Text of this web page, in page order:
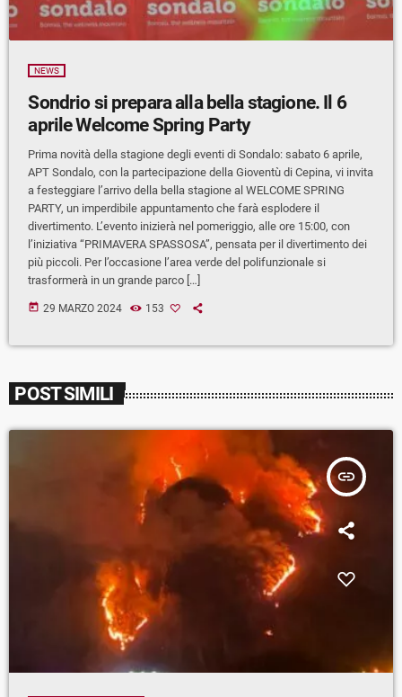
NEWS
Sondrio si prepara alla bella stagione. Il 6
aprile Welcome Spring Party
Prima novità della stagione degli eventi di Sondalo: sabato 6 aprile,
APT Sondalo, con la partecipazione della Gioventù di Cepina, vi invita
a festeggiare l’arrivo della bella stagione al WELCOME SPRING
PARTY, un imperdibile appuntamento che farà esplodere il
divertimento. L’evento inizierà nel pomeriggio, alle ore 15:00, con
l’iniziativa “PRIMAVERA SPASSOSA”, pensata per il divertimento dei
più piccoli. Per l’occasione l’area verde del polifunzionale si
trasformerà in un grande parco […]
today 29 MARZO 2024 153
POST SIMILI
insert_link